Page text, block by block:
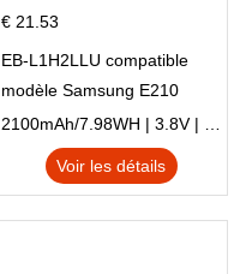
€ 21.53
EB-L1H2LLU compatible
modèle Samsung E210
E210K i939
2100mAh/7.98WH | 3.8V | Li-ion ...
Voir les détails